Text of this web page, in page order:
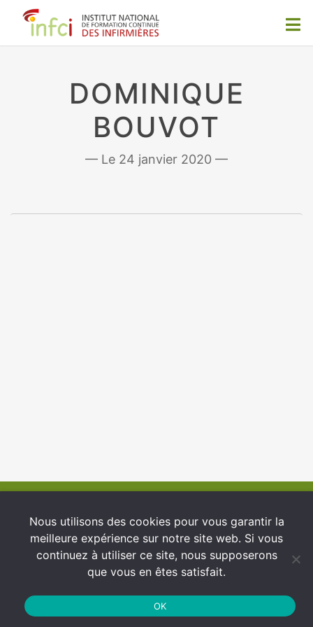
DOMINIQUE
BOUVOT
24 janvier 2020
Nous utilisons des cookies pour vous garantir la
meilleure expérience sur notre site web. Si vous
continuez à utiliser ce site, nous supposerons
que vous en êtes satisfait.
OK
Conditions générales d’utilisation
Protection des Données